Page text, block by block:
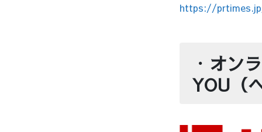
https://
・ オン
YOU（